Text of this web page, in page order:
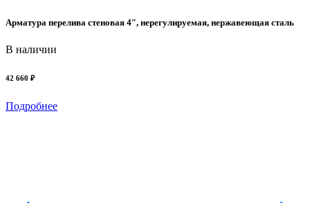
Арматура перелива стеновая 4″, нерегулируемая, нержавеющая сталь
В наличии
42 660 ₽
Подробнее